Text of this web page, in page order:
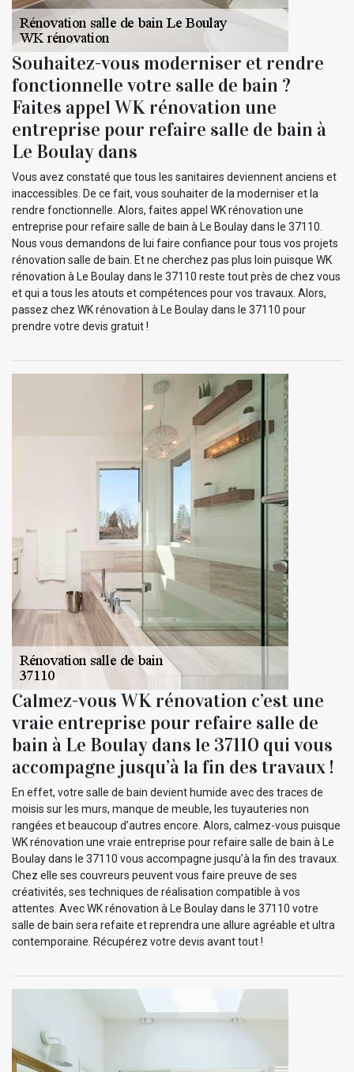
Souhaitez-vous moderniser et rendre
fonctionnelle votre salle de bain ?
Faites appel WK rénovation une
entreprise pour refaire salle de bain à
Le Boulay dans
Vous avez constaté que tous les sanitaires deviennent anciens et
inaccessibles. De ce fait, vous souhaiter de la moderniser et la
rendre fonctionnelle. Alors, faites appel WK rénovation une
entreprise pour refaire salle de bain à Le Boulay dans le 37110.
Nous vous demandons de lui faire confiance pour tous vos projets
rénovation salle de bain. Et ne cherchez pas plus loin puisque WK
rénovation à Le Boulay dans le 37110 reste tout près de chez vous
et qui a tous les atouts et compétences pour vos travaux. Alors,
passez chez WK rénovation à Le Boulay dans le 37110 pour
prendre votre devis gratuit !
Calmez-vous WK rénovation c’est une
vraie entreprise pour refaire salle de
bain à Le Boulay dans le 37110 qui vous
accompagne jusqu’à la fin des travaux !
En effet, votre salle de bain devient humide avec des traces de
moisis sur les murs, manque de meuble, les tuyauteries non
rangées et beaucoup d’autres encore. Alors, calmez-vous puisque
WK rénovation une vraie entreprise pour refaire salle de bain à Le
Boulay dans le 37110 vous accompagne jusqu’à la fin des travaux.
Chez elle ses couvreurs peuvent vous faire preuve de ses
créativités, ses techniques de réalisation compatible à vos
attentes. Avec WK rénovation à Le Boulay dans le 37110 votre
salle de bain sera refaite et reprendra une allure agréable et ultra
contemporaine. Récupérez votre devis avant tout !